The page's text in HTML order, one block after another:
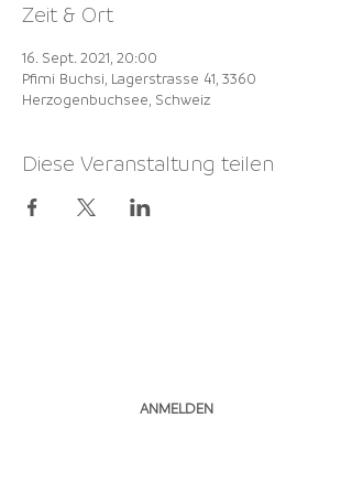
Zeit & Ort
16. Sept. 2021, 20:00
Pfimi Buchsi, Lagerstrasse 41, 3360
Herzogenbuchsee, Schweiz
Diese Veranstaltung teilen
ANMELDEN